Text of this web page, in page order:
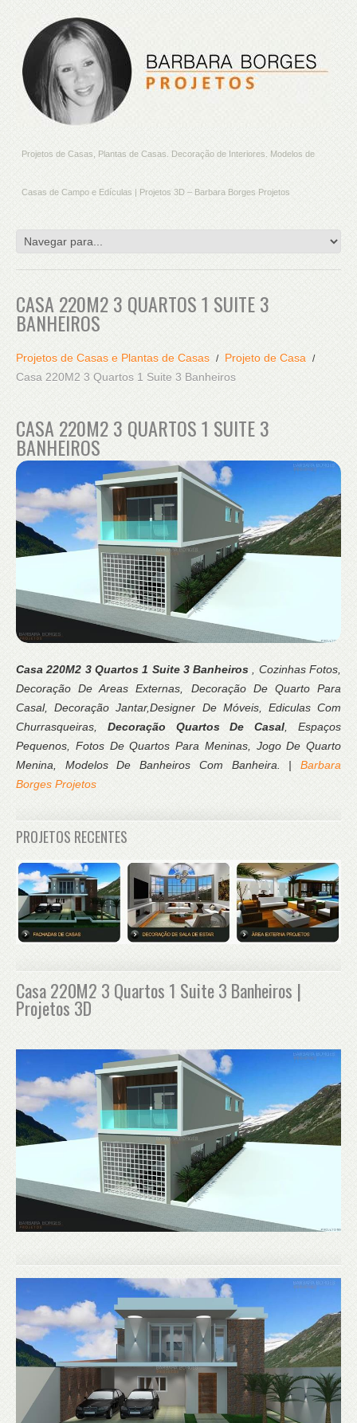
Projetos de Casas, Plantas de Casas. Decoração de Interiores. Modelos de
Casas de Campo e Edículas | Projetos 3D – Barbara Borges Projetos
CASA 220M2 3 QUARTOS 1 SUITE 3
BANHEIROS
Projetos de Casas e Plantas de Casas
Projeto de Casa
Casa 220M2 3 Quartos 1 Suite 3 Banheiros
CASA 220M2 3 QUARTOS 1 SUITE 3
BANHEIROS
Casa 220M2 3 Quartos 1 Suite 3 Banheiros, Cozinhas Fotos,
Decoração De Areas Externas, Decoração De Quarto Para
Casal, Decoração Jantar,Designer De Móveis, Ediculas Com
Churrasqueiras, Decoração Quartos De Casal, Espaços
Pequenos, Fotos De Quartos Para Meninas, Jogo De Quarto
Menina, Modelos De Banheiros Com Banheira. | Barbara
Borges Projetos
PROJETOS RECENTES
Casa 220M2 3 Quartos 1 Suite 3 Banheiros |
Projetos 3D